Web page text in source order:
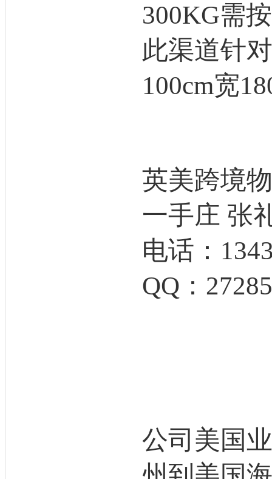
300KG需
此渠道针
100cm宽
英美跨境
一手庄 张
电话：
QQ：
公司美国